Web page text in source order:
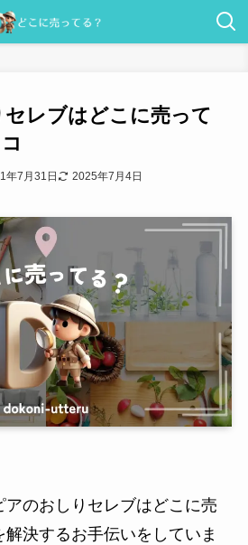
レブはどこに売って
年7月31日 2025年7月4日
のおしりセレブはどこに売
決するお手伝いをしていま